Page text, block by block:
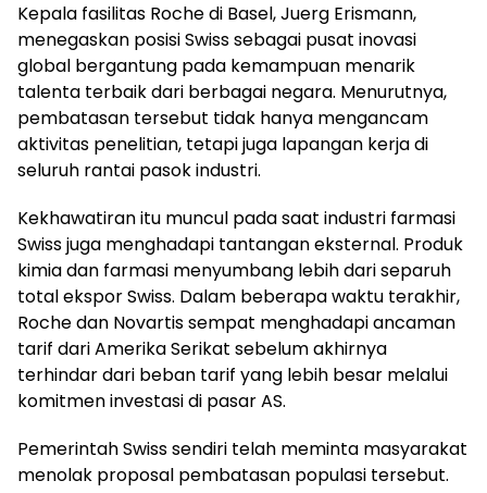
Kepala fasilitas Roche di Basel, Juerg Erismann,
menegaskan posisi Swiss sebagai pusat inovasi
global bergantung pada kemampuan menarik
talenta terbaik dari berbagai negara. Menurutnya,
pembatasan tersebut tidak hanya mengancam
aktivitas penelitian, tetapi juga lapangan kerja di
seluruh rantai pasok industri.
Kekhawatiran itu muncul pada saat industri farmasi
Swiss juga menghadapi tantangan eksternal. Produk
kimia dan farmasi menyumbang lebih dari separuh
total ekspor Swiss. Dalam beberapa waktu terakhir,
Roche dan Novartis sempat menghadapi ancaman
tarif dari Amerika Serikat sebelum akhirnya
terhindar dari beban tarif yang lebih besar melalui
komitmen investasi di pasar AS.
Pemerintah Swiss sendiri telah meminta masyarakat
menolak proposal pembatasan populasi tersebut.